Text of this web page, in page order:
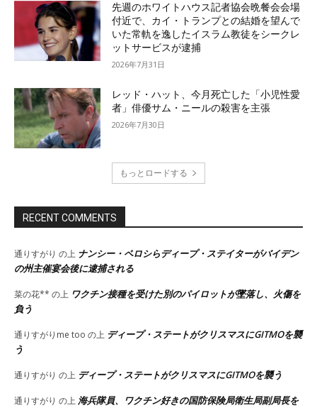
先週のホワイトハウス記者協会晩餐会会場
付近で、カイ・トランプとの結婚を望んで
いた常軌を逸したイスラム教徒をシークレ
ットサービスが逮捕
2026年7月31日
レッド・ハット、今月死亡した「小児性愛
者」俳優サム・ニールの殺害を主張
2026年7月30日
もっとロードする
RECENT COMMENTS
通りすがり の上 ナンシー・ペロシらディープ・ステイターがバイデン
の州主催宴会後に逮捕される
菜の花** の上 ワクチン接種を受けた別のパイロットが墜落し、火傷を
負う
通りすがりme too の上 ディープ・ステートがクリスマスにGITMOを襲
う
通りすがり の上 ディープ・ステートがクリスマスにGITMOを襲う
通りすがり の上 海兵隊員、ワクチン好きの国防保険局衛生局副局長を